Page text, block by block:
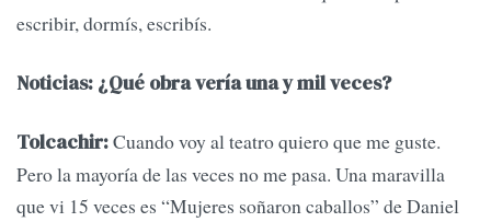
escribir, dormís, escribís.
Noticias: ¿Qué obra vería una y mil veces?
Tolcachir:Cuando voy al teatro quiero que me guste.
Pero la mayoría de las veces no me pasa. Una maravilla
que vi 15 veces es “Mujeres soñaron caballos” de Daniel